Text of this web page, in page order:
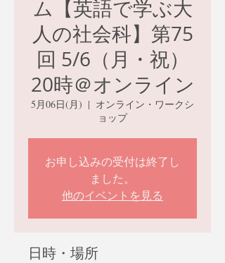
ム【英語で学ぶ大
人の社会科】第75
回 5/6（月・祝）
20時＠オンライン
5月06日(月)
  |
オンライン・ワークシ
ョップ
お申し込みの受付は終了し
ました。
他のイベントを見る
日時・場所